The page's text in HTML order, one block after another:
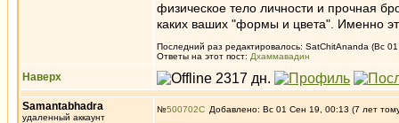
физическое тело личности и прочная
каких ваших "формы и цвета". Именно
Последний раз редактировалось: SatChitAnanda (Вс
Ответы на этот пост: Дхаммавадин
Наверх
Samantabhadra
удаленный аккаунт
№500702 Добавлено: Вс 01 Сен 19, 00:13 (7 лет